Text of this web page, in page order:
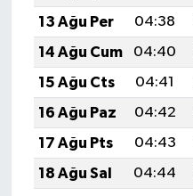
13 Ağu Per
04:38
14 Ağu Cum
04:40
15 Ağu Cts
04:41
16 Ağu Paz
04:42
17 Ağu Pts
04:43
18 Ağu Sal
04:44